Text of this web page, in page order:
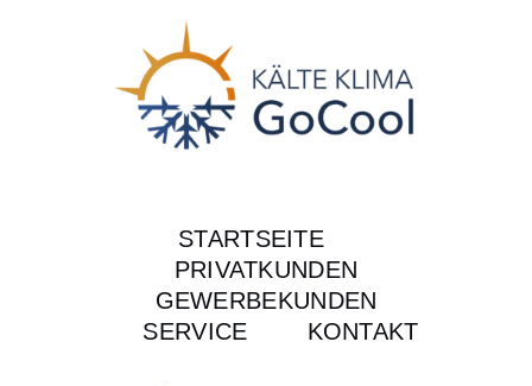
STARTSEITE
PRIVATKUNDEN
GEWERBEKUNDEN
SERVICE
KONTAKT